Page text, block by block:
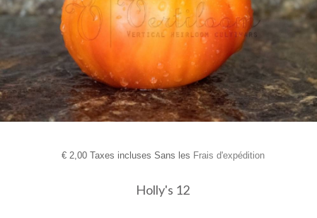
€2,00 Taxes incluses Sans les Frais d'expédition
Holly's 12